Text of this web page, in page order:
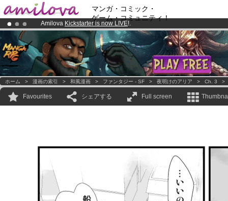
マンガ・コミック・
ゲーム・コミュニティ！
Amilova Kickstarter is now LIVE!.
Already 100000membersand 1000comics & mangas!.
Premium membership from3.95 euros per month !Get membership
ホーム > 漫画の索引 > 和風漫画 > ファンタジー - SF > 夜明けのアリア > Ch. 3
Favourites シェアする Full screen